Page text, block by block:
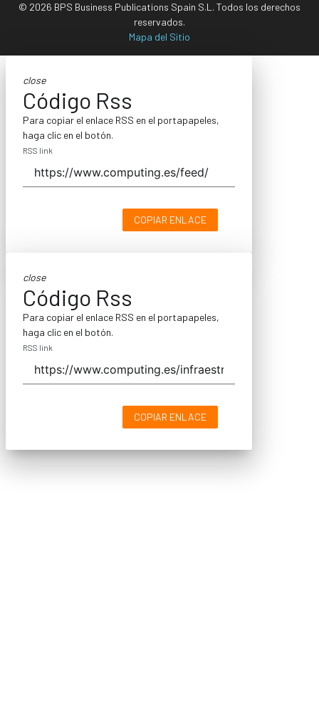
© 2026 BPS Business Publications Spain S.L. Todos los derechos
reservados.
Mapa del Sitio
close
Código Rss
Para copiar el enlace RSS en el portapapeles,
haga clic en el botón.
RSS link
COPIAR ENLACE
close
Código Rss
Para copiar el enlace RSS en el portapapeles,
haga clic en el botón.
RSS link
COPIAR ENLACE